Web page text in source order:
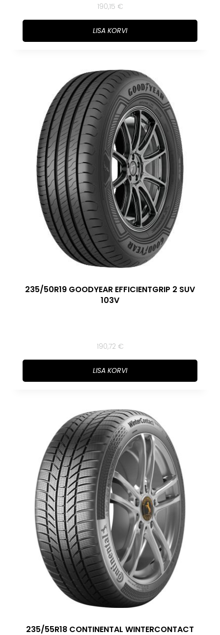
190,15 €
LISA KORVI
235/50R19 GOODYEAR EFFICIENTGRIP 2 SUV
103V
190,72 €
LISA KORVI
235/55R18 CONTINENTAL WINTERCONTACT